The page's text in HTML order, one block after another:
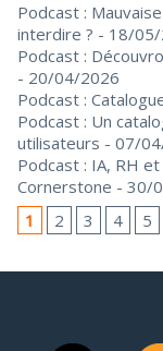
Podcast :
interdire ? - 18/
Podcast :
- 20/04/2026
Podcast :
Podcast : Un
utilisateurs - 07/
Podcast : IA, RH
Cornerstone - 30/
1
2 3 4 5